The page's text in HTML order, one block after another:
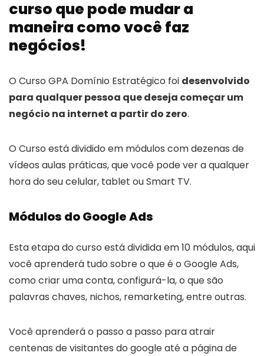
curso que pode mudar a
maneira como você faz
negócios!
O Curso GPA Domínio Estratégico foi desenvolvido
para qualquer pessoa que deseja começar um
negócio na internet a partir do zero.
O Curso está dividido em módulos com dezenas de
vídeos aulas práticas, que você pode ver a qualquer
hora do seu celular, tablet ou Smart TV.
Módulos do Google Ads
Esta etapa do curso está dividida em 10 módulos, aqui
você aprenderá tudo sobre o que é o Google Ads,
como criar uma conta, configurá-la, o que são
palavras chaves, nichos, remarketing, entre outras.
Você aprenderá o passo a passo para atrair
centenas de visitantes do google até a página de